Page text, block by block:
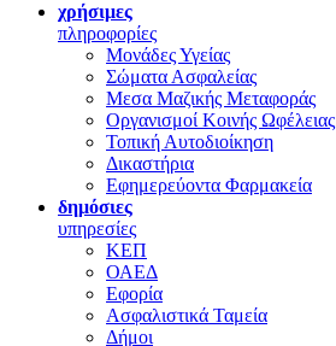
χρήσιμες
πληροφορίες
Μονάδες Υγείας
Σώματα Ασφαλείας
Μεσα Μαζικής Μεταφοράς
Οργανισμοί Κοινής Ωφέλειας
Τοπική Αυτοδιοίκηση
Δικαστήρια
Εφημερεύοντα Φαρμακεία
δημόσιες
υπηρεσίες
ΚΕΠ
ΟΑΕΔ
Εφορία
Ασφαλιστικά Ταμεία
Δήμοι